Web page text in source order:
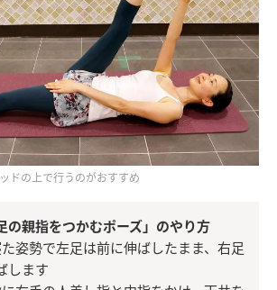
ドの上で行うのがおすすめ
親指をつかむポーズ」のやり方
た姿勢で左足は前に伸ばしたまま、右足
します